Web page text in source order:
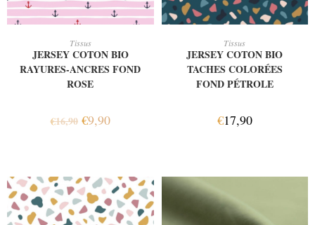
Tissus
JERSEY COTON BIO
RAYURES-ANCRES FOND
ROSE
€16,90 €9,90
Tissus
JERSEY COTON BIO
TACHES COLORÉES
FOND PÉTROLE
€17,90